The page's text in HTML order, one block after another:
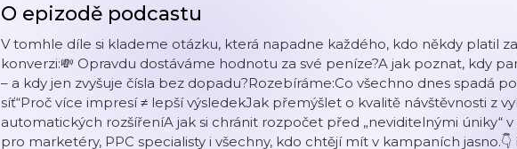
O epizodě podcastu
V tomhle díle si klademe otázku, která napadne každého, kdo někdy platil
konverzi:💸 Opravdu dostáváme hodnotu za své peníze?A jak poznat, kdy
– a kdy jen zvyšuje čísla bez dopadu?Rozebíráme:Co všechno dnes spadá
síť“Proč více impresí ≠ lepší výsledekJak přemýšlet o kvalitě návštěvnosti z
automatických rozšířeníA jak si chránit rozpočet před „neviditelnými úniky“
pro marketéry, PPC specialisty i všechny, kdo chtějí mít v kampaních